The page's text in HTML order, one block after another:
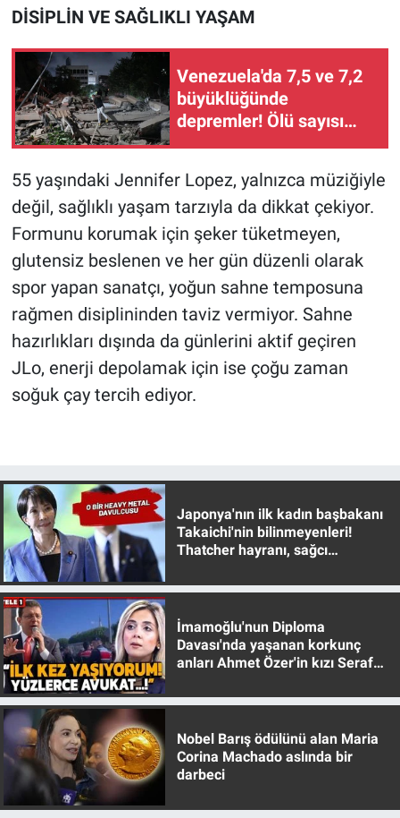
DİSİPLİN VE SAĞLIKLI YAŞAM
Venezuela'da 7,5 ve 7,2
büyüklüğünde
depremler! Ölü sayısı
55 yaşındaki Jennifer Lopez, yalnızca müziğiyle
değil, sağlıklı yaşam tarzıyla da dikkat çekiyor.
Formunu korumak için şeker tüketmeyen,
glutensiz beslenen ve her gün düzenli olarak
spor yapan sanatçı, yoğun sahne temposuna
rağmen disiplininden taviz vermiyor. Sahne
hazırlıkları dışında da günlerini aktif geçiren
JLo, enerji depolamak için ise çoğu zaman
soğuk çay tercih ediyor.
Japonya'nın ilk kadın başbakanı
Takaichi'nin bilinmeyenleri!
Thatcher hayranı, sağcı
İmamoğlu'nun Diploma
Davası'nda yaşanan korkunç
anları Ahmet Özer'in kızı Seraf
Nobel Barış ödülünü alan Maria
Corina Machado aslında bir
darbeci
Nedir
Popüler
Programlar
Spor
Teknoloji
Türkiye'nin Geleceği
Türkiye'nin Gündemi
Yerel Gündem
Canlı Yayın